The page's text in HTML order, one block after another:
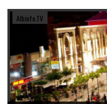
Albinfo.TV